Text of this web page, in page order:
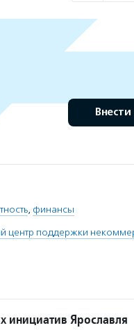
Внести
, финансы
центр поддержки
инициатив Ярославля